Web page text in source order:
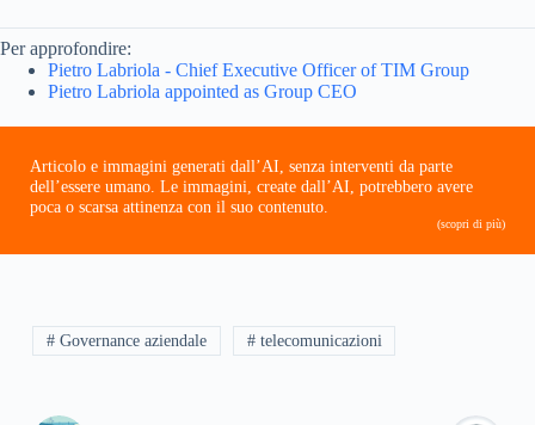
Per approfondire:
Pietro Labriola - Chief Executive Officer of TIM Group
Pietro Labriola appointed as Group CEO
Articolo e immagini generati dall’AI, senza interventi da parte
dell’essere umano. Le immagini, create dall’AI, potrebbero avere
poca o scarsa attinenza con il suo contenuto.
(scopri di più)
# Governance aziendale # telecomunicazioni